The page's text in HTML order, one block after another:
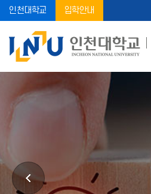
인천대학교 입학안내